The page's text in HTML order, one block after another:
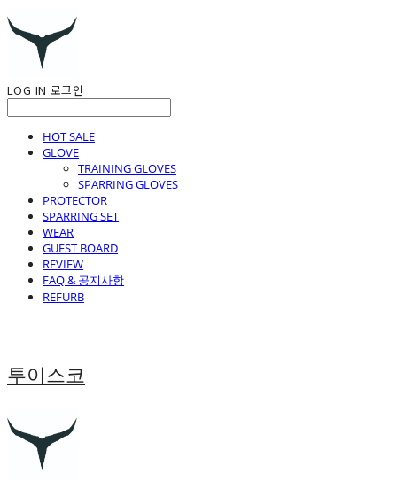
LOG IN 로그인
HOT SALE
GLOVE
TRAINING GLOVES
SPARRING GLOVES
PROTECTOR
SPARRING SET
WEAR
GUEST BOARD
REVIEW
FAQ & 공지사항
REFURB
투이스코